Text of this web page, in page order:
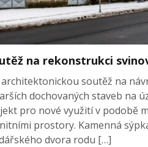
na rekonstrukci
soutěž na
dochovaných staveb na
pro nové využití v podobě
prostory. Kamenná
dvora rodu […]